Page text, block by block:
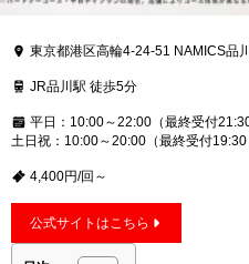
東京都港区高輪4-24-51 NAMICS品
JR品川駅 徒歩5分
平日：10:00～22:00（最終受付21:30
土日祝：10:00～20:00（最終受付19:30
4,400円/回～
公式サイトはこちら